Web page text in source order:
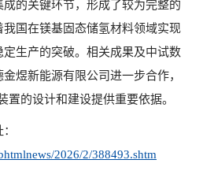
的关键环节，形成了较为完整的
我国在镁基固态储氢材料领域实现
生产的突破。相关成果及中试数
煜新能源有限公司进一步合作，
置的设计和建设提供重要依据。
2026/2/388493.shtm